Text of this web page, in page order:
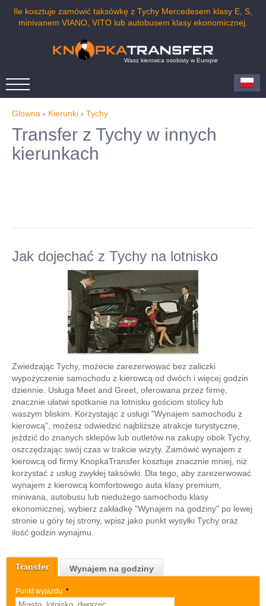
Ile kosztuje zamówić taksówkę z Tychy Mercedesem klasy E, S,
minivanem VIANO, VITO lub autobusem klasy ekonomicznej.
Wasz kierowca osobisty w Europie
Glowna › Kierunki › Tychy
Transfer Wynajem na godziny
Punkt wyjazdu: *
Transfer z Tychy w innych
kierunkach
Jak dojechać z Tychy na lotnisko
Zwiedzając Tychy, możecie zarezerwować bez zaliczki
wypożyczenie samochodu z kierowcą od dwóch i więcej godzin
dziennie. Usługa Meet and Greet, oferowana przez firmę,
znacznie ułatwi spotkanie na lotnisku gościom stolicy lub
waszym bliskim. Korzystając z usługi "Wynajem samochodu z
kierowcą”, możesz odwiedzić najbliższe atrakcje turystyczne,
jeździć do znanych sklepów lub outletów na zakupy obok Tychy,
oszczędzając swój czas w trakcie wizyty. Zamówić wynajem z
kierowcą od firmy KnopkaTransfer kosztuje znacznie mniej, niż
korzystać z usług zwykłej taksówki. Dla tego, aby zarezerwować
wynajem z kierowcą komfortowego auta klasy premium,
minivana, autobusu lub niedużego samochodu klasy
ekonomicznej, wybierz zakładkę "Wynajem na godziny" po lewej
stronie u góry tej strony, wpisz jako punkt wysyłki Tychy oraz
ilość godzin wynajmu.